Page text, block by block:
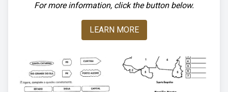
For more information, click the button below.
LEARN MORE